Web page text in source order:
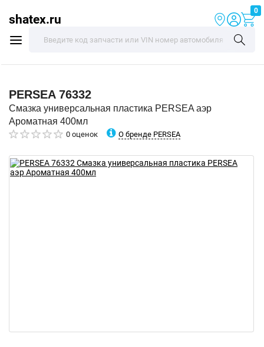
shatex.ru
0
PERSEA 76332
Смазка универсальная пластика PERSEA аэр
Ароматная 400мл
0 оценок О бренде PERSEA